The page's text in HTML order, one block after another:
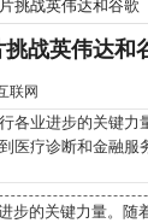
挑战英伟达和谷歌
战英伟达和
联网
业进步的关键力
医疗诊断和金融服
步的关键力量。随